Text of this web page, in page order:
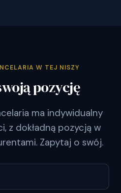
W TEJ NISZY
pozycję
ma indywidualny
z dokładną pozycją w
Zapytaj o swój.